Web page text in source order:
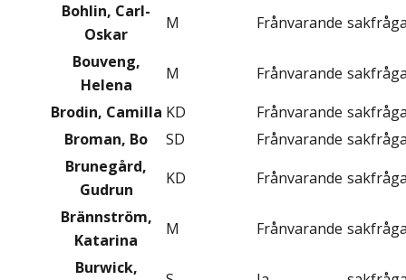
Bohlin, Carl-
Oskar
M Frånvarande
Bouveng,
Helena
M Frånvarande
Brodin, Camilla KD Frånvarande
Broman, Bo
SD Frånvarande
Brunegård,
Gudrun
KD Frånvarande
Brännström,
Katarina
M Frånvarande
Burwick,